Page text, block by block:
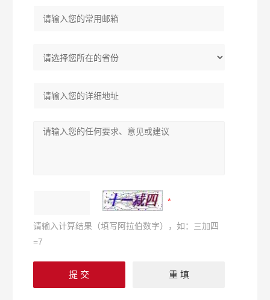
请输入计算结果（填写阿拉伯数字），如：三加四
=7